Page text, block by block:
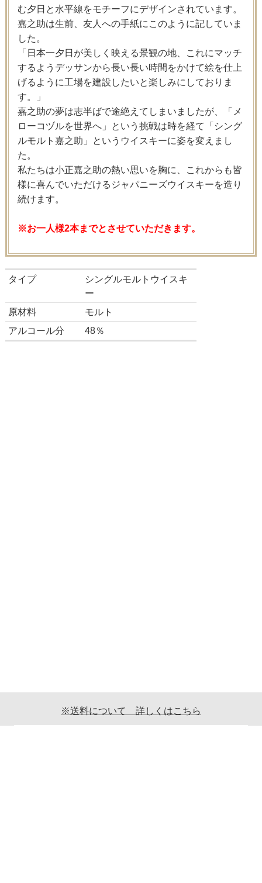
む夕日と水平線をモチーフにデザインされています。
嘉之助は生前、友人への手紙にこのように記していま
した。
「日本一夕日が美しく映える景観の地、これにマッチ
するようデッサンから長い長い時間をかけて絵を仕上
げるように工場を建設したいと楽しみにしておりま
す。」
嘉之助の夢は志半ばで途絶えてしまいましたが、「メ
ローコヅルを世界へ」という挑戦は時を経て「シング
ルモルト嘉之助」というウイスキーに姿を変えまし
た。
私たちは小正嘉之助の熱い思いを胸に、これからも皆
様に喜んでいただけるジャパニーズウイスキーを造り
続けます。
※お一人様2本までとさせていただきます。
タイプ
シングルモルトウイスキ
ー
原材料
モルト
アルコール分
48％
※送料について 詳しくはこちら